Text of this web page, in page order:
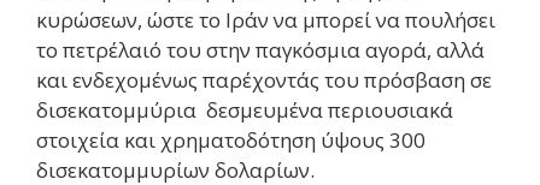
κυρώσεων, ώστε το Ιράν να μπορεί να πουλήσει
το πετρέλαιό του στην παγκόσμια αγορά, αλλά
και ενδεχομένως παρέχοντάς του πρόσβαση σε
δισεκατομμύρια δεσμευμένα περιουσιακά
στοιχεία και χρηματοδότηση ύψους 300
δισεκατομμυρίων δολαρίων.